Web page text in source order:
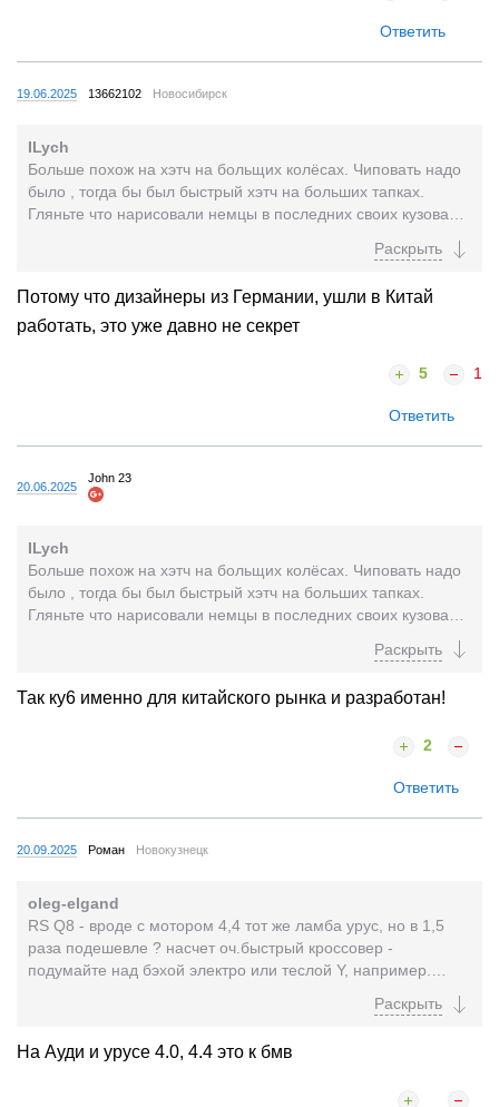
Ответить
19.06.2025 13662102 Новосибирск
ILych
Больше похож на хэтч на больщих колёсах. Чиповать надо
было , тогда бы был быстрый хэтч на больших тапках.
Гляньте что нарисовали немцы в последних своих кузовах,
Потому что дизайнеры из Германии, ушли в Китай
работать, это уже давно не секрет
5 1
Ответить
20.06.2025
John 23
ILych
Больше похож на хэтч на больщих колёсах. Чиповать надо
было , тогда бы был быстрый хэтч на больших тапках.
Гляньте что нарисовали немцы в последних своих кузовах,
Так ку6 именно для китайского рынка и разработан!
2
Ответить
20.09.2025 Роман Новокузнецк
oleg-elgand
RS Q8 - вроде с мотором 4,4 тот же ламба урус, но в 1,5
раза подешевле ? насчет оч.быстрый кроссовер -
подумайте над бэхой электро или теслой Y, например.
На Ауди и урусе 4.0, 4.4 это к бмв